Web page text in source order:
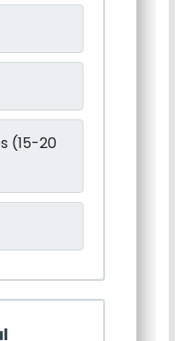
(15-20